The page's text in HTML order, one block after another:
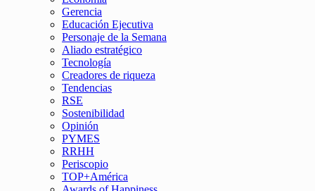
Gerencia
Educación Ejecutiva
Personaje de la Semana
Aliado estratégico
Tecnología
Creadores de riqueza
Tendencias
RSE
Sostenibilidad
Opinión
PYMES
RRHH
Periscopio
TOP+América